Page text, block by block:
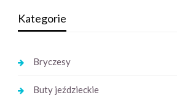
Kategorie
Bryczesy
Buty jeździeckie